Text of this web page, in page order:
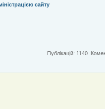
сайту
Публікацій: 1140.